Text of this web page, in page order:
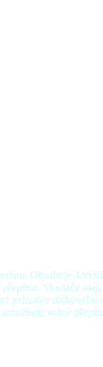
Obsahuje 4
Vysílače
jednotky
volně